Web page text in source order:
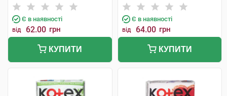
Є в наявності
від 62.00 грн
КУПИТИ
Мануфекчурінг
Є в наявності
від 64.00 грн
КУПИТИ